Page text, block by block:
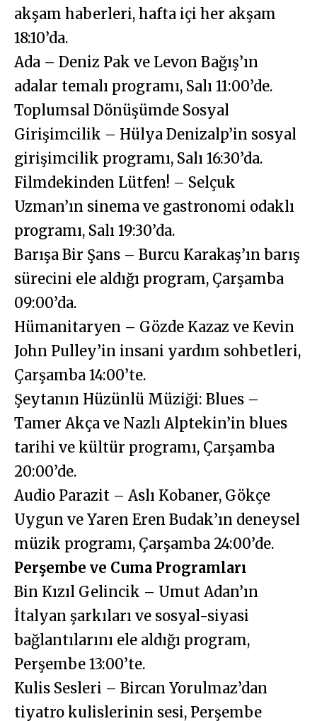
akşam haberleri, hafta içi her akşam
18:10’da.
Ada – Deniz Pak ve Levon Bağış’ın
adalar temalı programı, Salı 11:00’de.
Toplumsal Dönüşümde Sosyal
Girişimcilik – Hülya Denizalp’in sosyal
girişimcilik programı, Salı 16:30’da.
Filmdekinden Lütfen! – Selçuk
Uzman’ın sinema ve gastronomi odaklı
programı, Salı 19:30’da.
Barışa Bir Şans – Burcu Karakaş’ın barış
sürecini ele aldığı program, Çarşamba
09:00’da.
Hümanitaryen – Gözde Kazaz ve Kevin
John Pulley’in insani yardım sohbetleri,
Çarşamba 14:00’te.
Şeytanın Hüzünlü Müziği: Blues –
Tamer Akça ve Nazlı Alptekin’in blues
tarihi ve kültür programı, Çarşamba
20:00’de.
Audio Parazit – Aslı Kobaner, Gökçe
Uygun ve Yaren Eren Budak’ın deneysel
müzik programı, Çarşamba 24:00’de.
Perşembe ve Cuma Programları
Bin Kızıl Gelincik – Umut Adan’ın
İtalyan şarkıları ve sosyal-siyasi
bağlantılarını ele aldığı program,
Perşembe 13:00’te.
Kulis Sesleri – Bircan Yorulmaz’dan
tiyatro kulislerinin sesi, Perşembe